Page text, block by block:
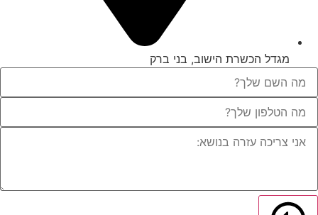
מגדל הכשרת הישוב, בני ברק